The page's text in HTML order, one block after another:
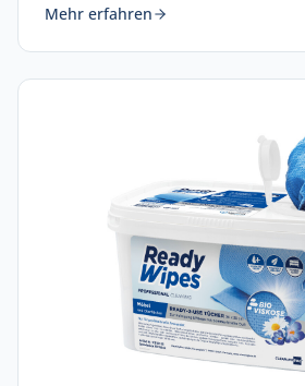
Mehr erfahren